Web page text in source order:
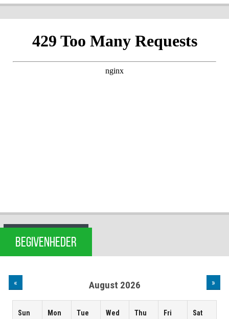
BEGIVENHEDER
« August 2026 »
Sun Mon Tue Wed Thu Fri Sat